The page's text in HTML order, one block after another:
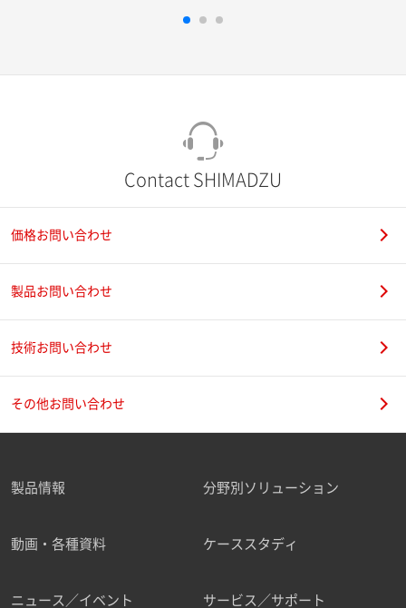
Contact SHIMADZU
価格お問い合わせ
製品お問い合わせ
技術お問い合わせ
その他お問い合わせ
製品情報 分野別ソリューション
動画・各種資料 ケーススタディ
ニュース／イベント サービス／サポート